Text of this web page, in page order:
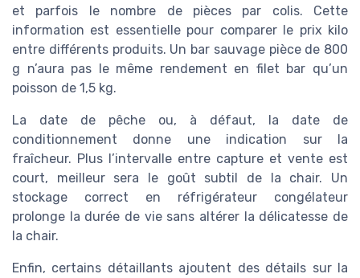
et parfois le nombre de pièces par colis. Cette
information est essentielle pour comparer le prix kilo
entre différents produits. Un bar sauvage pièce de 800
g n’aura pas le même rendement en filet bar qu’un
poisson de 1,5 kg.
La date de pêche ou, à défaut, la date de
conditionnement donne une indication sur la
fraîcheur. Plus l’intervalle entre capture et vente est
court, meilleur sera le goût subtil de la chair. Un
stockage correct en réfrigérateur congélateur
prolonge la durée de vie sans altérer la délicatesse de
la chair.
Enfin, certains détaillants ajoutent des détails sur la